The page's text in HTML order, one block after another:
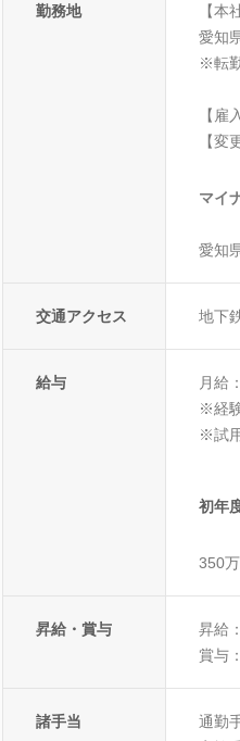
勤務地
【本
愛知
※転
【雇
【変
マイ
愛知
交通アクセス 地下
給与
月給
※経
※試
初年
350
昇給・賞与
昇給
賞与
諸手当
通勤